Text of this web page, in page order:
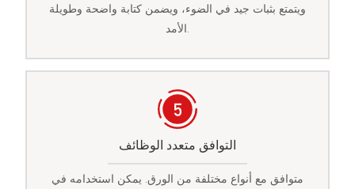
ويتمتع بثبات جيد في الضوء، ويضمن كتابة واضحة وطويلة
التوافق متعدد الوظائف
متوافق مع أنواع مختلفة من الورق. يمكن استخدامه في